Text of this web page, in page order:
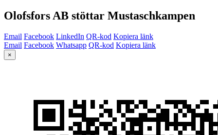
Olofsfors AB stöttar Mustaschkampen
Email Facebook LinkedIn QR-kod Kopiera länk
Email Facebook Whatsapp QR-kod Kopiera länk
×